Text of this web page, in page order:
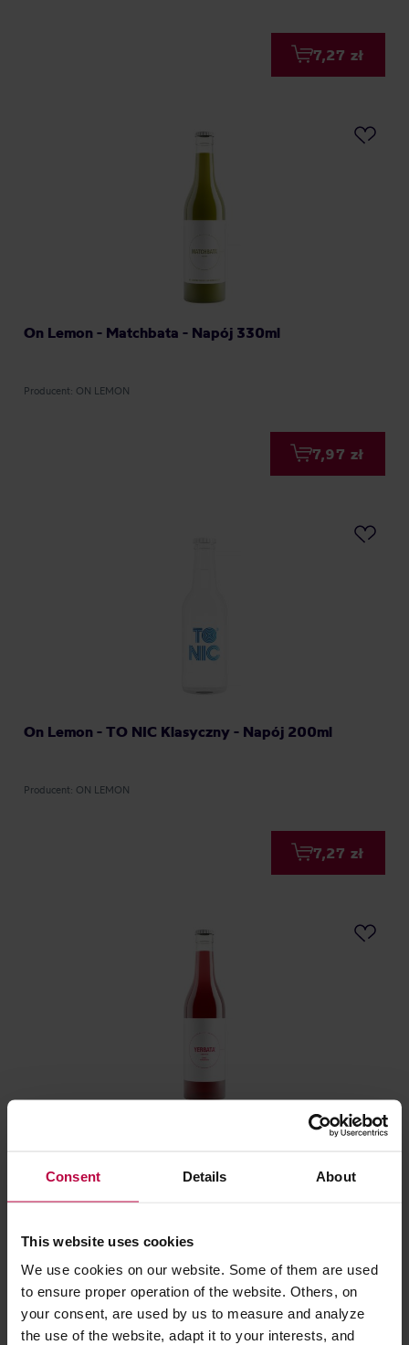
Consent Details About
This website uses cookies
We use cookies on our website. Some of them are used
to ensure proper operation of the website. Others, on
your consent, are used by us to measure and analyze
the use of the website, adapt it to your interests, and
7,27 zł
On Lemon - Matchbata - Napój 330ml
Producent: ON LEMON
7,97 zł
On Lemon - TO NIC Klasyczny - Napój 200ml
Producent: ON LEMON
7,27 zł
On Lemon - Yerbata z granatem - Napój 330ml